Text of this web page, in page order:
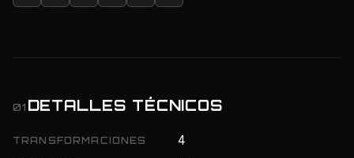
01 DETALLES TÉCNICOS
TRANSFORMACIONES 4